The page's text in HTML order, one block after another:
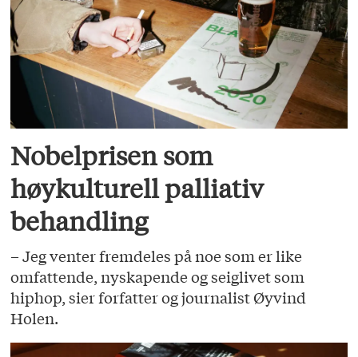
Nobelprisen som
høykulturell palliativ
behandling
– Jeg venter fremdeles på noe som er like
omfattende, nyskapende og seiglivet som
hiphop, sier forfatter og journalist Øyvind
Holen.